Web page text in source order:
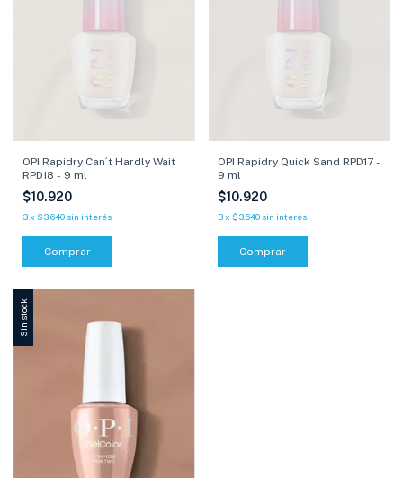
OPI Rapidry Can´t Hardly Wait
RPD18 - 9 ml
$10.920
3x $3.640 sin interés
Comprar
OPI Rapidry Quick Sand RPD17 -
9 ml
$10.920
3 x $3.640 sin interés
Comprar
Sin stock